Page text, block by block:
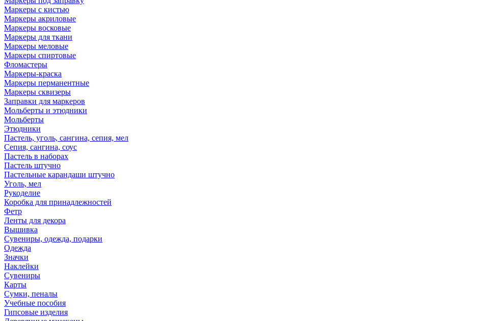
Маркеры с кистью
Маркеры акриловые
Маркеры восковые
Маркеры для ткани
Маркеры меловые
Маркеры спиртовые
Фломастеры
Маркеры-краска
Маркеры перманентные
Маркеры сквизеры
Заправки для маркеров
Мольберты и этюдники
Мольберты
Этюдники
Пастель, уголь, сангина, сепия, мел
Сепия, сангина, соус
Пастель в наборах
Пастель штучно
Пастельные карандаши штучно
Уголь, мел
Рукоделие
Коробка для принадлежностей
Фетр
Ленты для декора
Вышивка
Сувениры, одежда, подарки
Одежда
Значки
Наклейки
Сувениры
Карты
Сумки, пеналы
Учебные пособия
Гипсовые изделия